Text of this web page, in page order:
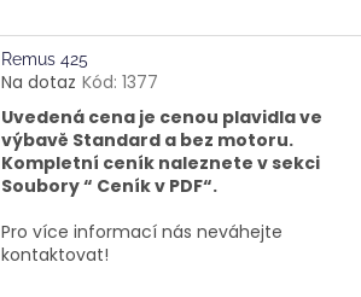
Remus 425
Na dotaz Kód: 1377
Uvedená cena je cenou plavidla ve
výbavě Standard a bez motoru.
Kompletní ceník naleznete v sekci
Soubory “ Ceník v PDF“.
Pro více informací nás neváhejte
kontaktovat!